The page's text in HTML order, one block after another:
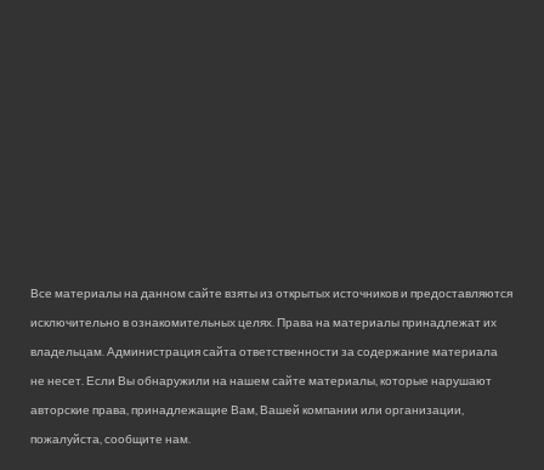
Все материалы на данном сайте взяты из открытых источников и предоставляются
исключительно в ознакомительных целях. Права на материалы принадлежат их
владельцам. Администрация сайта ответственности за содержание материала
не несет. Если Вы обнаружили на нашем сайте материалы, которые нарушают
авторские права, принадлежащие Вам, Вашей компании или организации,
пожалуйста, сообщите нам.